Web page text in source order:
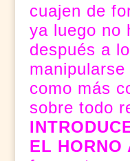
cuajen de
ya luego no
después a
como más
sobre todo
EL HORNO